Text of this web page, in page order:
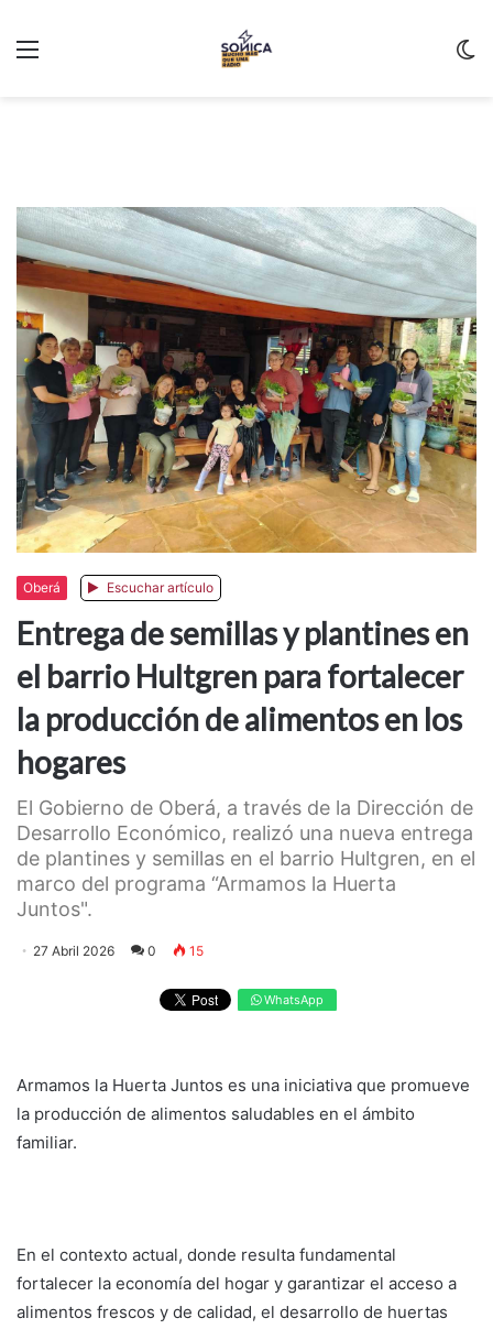
Oberá Escuchar artículo
Entrega de semillas y plantines en
el barrio Hultgren para fortalecer
la producción de alimentos en los
hogares
El Gobierno de Oberá, a través de la Dirección de
Desarrollo Económico, realizó una nueva entrega
de plantines y semillas en el barrio Hultgren, en el
marco del programa “Armamos la Huerta
Juntos".
27 Abril 2026 0 15
WhatsApp
Armamos la Huerta Juntos es una iniciativa que promueve
la producción de alimentos saludables en el ámbito
familiar.
En el contexto actual, donde resulta fundamental
fortalecer la economía del hogar y garantizar el acceso a
alimentos frescos y de calidad, el desarrollo de huertas